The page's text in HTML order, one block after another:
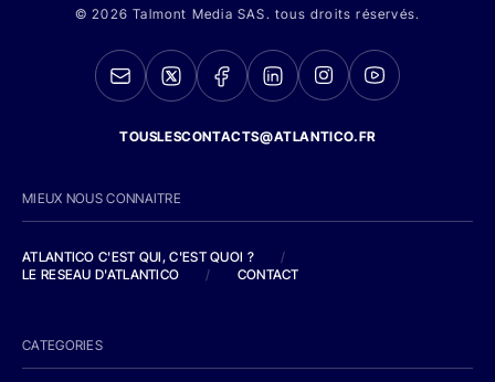
© 2026 Talmont Media SAS. tous droits réservés.
TOUSLESCONTACTS@ATLANTICO.FR
MIEUX NOUS CONNAITRE
ATLANTICO C'EST QUI, C'EST QUOI ?
/
LE RESEAU D'ATLANTICO
/ CONTACT
CATEGORIES